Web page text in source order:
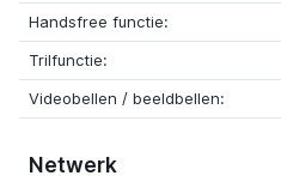
Handsfree functie:
Trilfunctie:
Videobellen / beeldbellen:
Netwerk